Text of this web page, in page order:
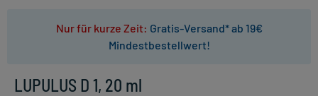
Nur für kurze Zeit: Gratis-Versand* ab 19€
Mindestbestellwert!
LUPULUS D 1, 20 ml